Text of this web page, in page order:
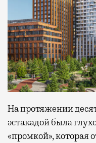
На протяжении
эстакадой была
«промкой», которая